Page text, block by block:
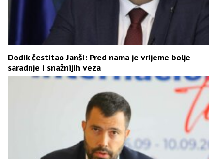
Dodik čestitao Janši: Pred nama je vrijeme bolje
saradnje i snažnijih veza